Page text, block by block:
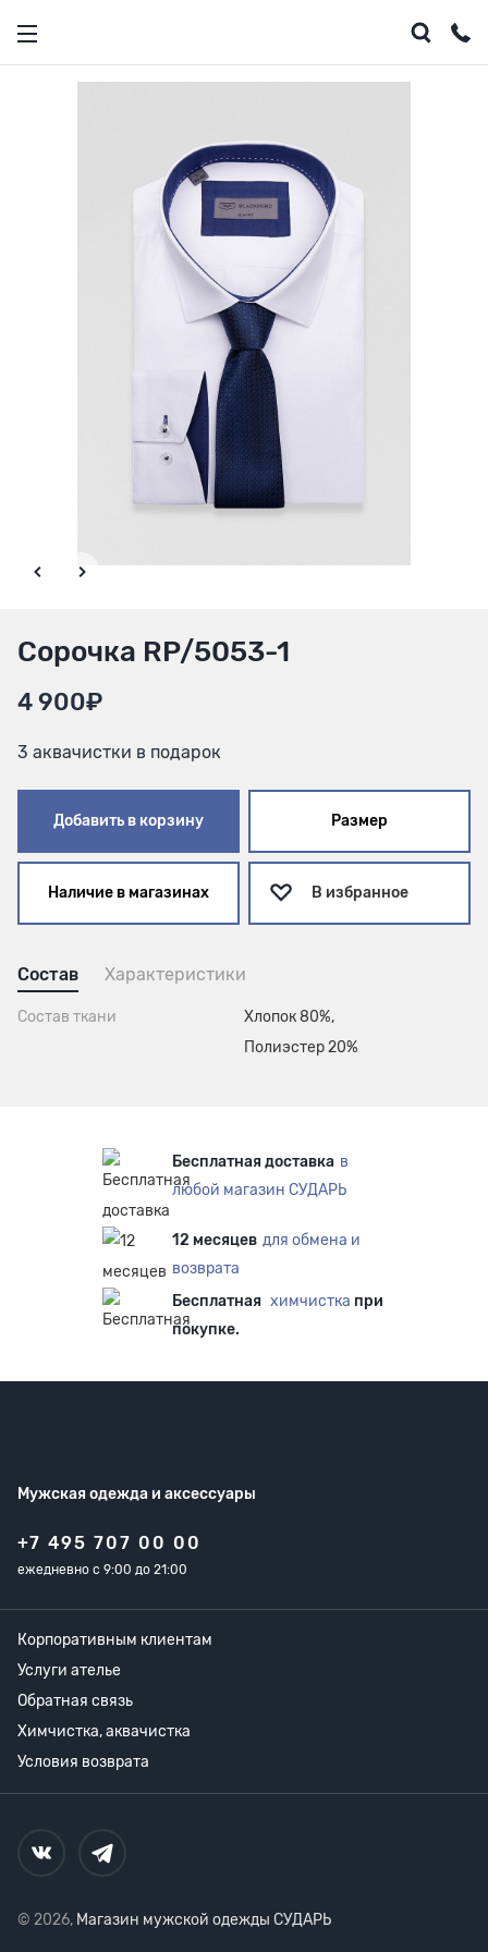
Сорочка RP/5053-1
4 900₽
3 аквачистки в подарок
Добавить в корзину Размер
Наличие в магазинах В избранное
Состав Характеристики
Состав ткани
Хлопок 80%,
Полиэстер 20%
Бесплатная доставка в
любой магазин СУДАРЬ
12 месяцев для обмена и
возврата
Бесплатная химчистка при
покупке.
Мужская одежда и аксессуары
+7 495 707 00 00
ежедневно с 9:00 до 21:00
Корпоративным клиентам
Услуги ателье
Обратная связь
Химчистка, аквачистка
Условия возврата
© 2026, Магазин мужской одежды СУДАРЬ